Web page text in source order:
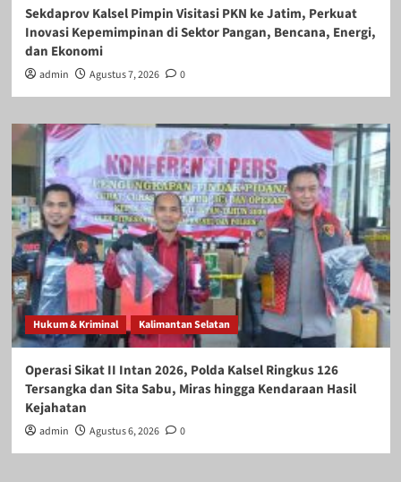
Sekdaprov Kalsel Pimpin Visitasi PKN ke Jatim, Perkuat
Inovasi Kepemimpinan di Sektor Pangan, Bencana, Energi,
dan Ekonomi
admin Agustus 7, 2026 0
Hukum & Kriminal Kalimantan Selatan
Operasi Sikat II Intan 2026, Polda Kalsel Ringkus 126
Tersangka dan Sita Sabu, Miras hingga Kendaraan Hasil
Kejahatan
admin Agustus 6, 2026 0